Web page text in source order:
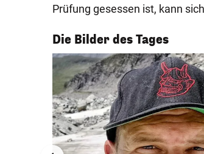
Prüfung gesessen ist, kann
Die Bilder des Tages
1/54